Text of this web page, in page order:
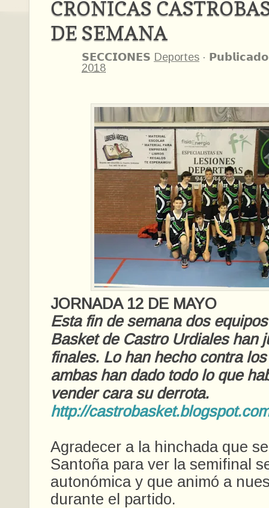
CRONICAS
DE SEMANA
𝗦𝗘𝗖𝗖𝗜𝗢𝗡𝗘𝗦 Deportes ·
2018
JORNADA 12 DE MAYO
Esta fin de semana dos
Basket de Castro Urdiales han
finales. Lo han hecho contra
ambas han dado todo lo que
vender cara su derrota.
http://
Agradecer a la hinchada que
Santoña para ver la semifinal
autonómica y que animó a
durante el partido.